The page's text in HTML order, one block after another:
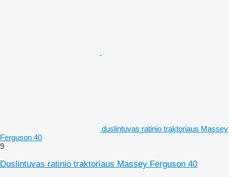
duslintuvas ratinio traktoriaus Massey
Ferguson 40
9
Duslintuvas ratinio traktoriaus Massey Ferguson 40